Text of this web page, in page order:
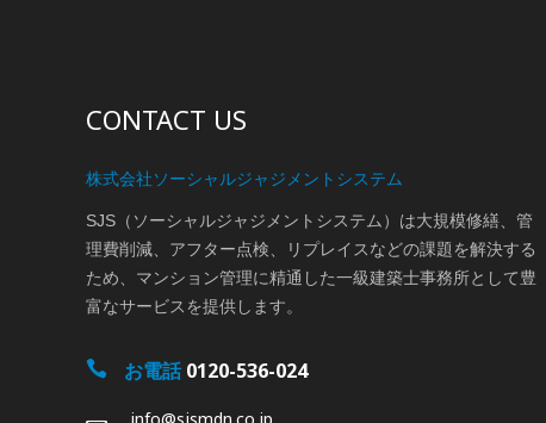
CONTACT US
株式会社ソーシャルジャジメントシステム
SJS（ソーシャルジャジメントシステム）は大規模修繕、管
理費削減、アフター点検、リプレイスなどの課題を解決する
ため、マンション管理に精通した一級建築士事務所として豊
富なサービスを提供します。
お電話0120-536-024